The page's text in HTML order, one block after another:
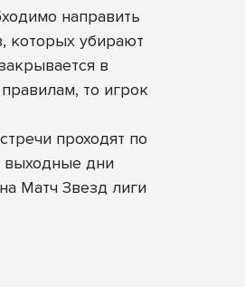
направить
которых убирают
в
то игрок
проходят по
дни
Матч Звезд лиги